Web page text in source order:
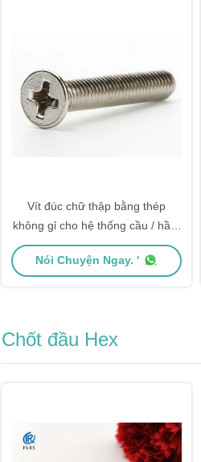
Vít đúc chữ thập bằng thép
không gỉ cho hệ thống cầu / hầm
/ đường sắt đô thị
Nói Chuyện Ngay. '
Chốt đầu Hex